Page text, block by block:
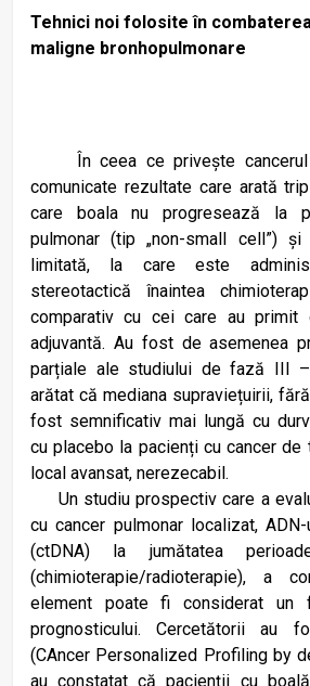
Tehnici noi folosite în
maligne bronhopulmonare
În ceea ce privește
comunicate rezultate care arată
care boala nu progresează la
pulmonar (tip „non-small cell”)
limitată, la care este
stereotactică înaintea
comparativ cu cei care au primit
adjuvantă. Au fost de asemenea
parțiale ale studiului de fază III –
arătat că mediana supraviețuirii,
fost semnificativ mai lungă cu
cu placebo la pacienți cu cancer de
local avansat, nerezecabil.
Un studiu prospectiv care a
cu cancer pulmonar localizat,
(ctDNA) la jumătatea
(chimioterapie/radioterapie), a
element poate fi considerat un
prognosticului. Cercetătorii au
(CAncer Personalized Profiling by
au constatat că pacienții cu